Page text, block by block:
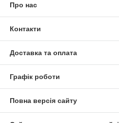
Про нас
Контакти
Доставка та оплата
Графік роботи
Повна версія сайту